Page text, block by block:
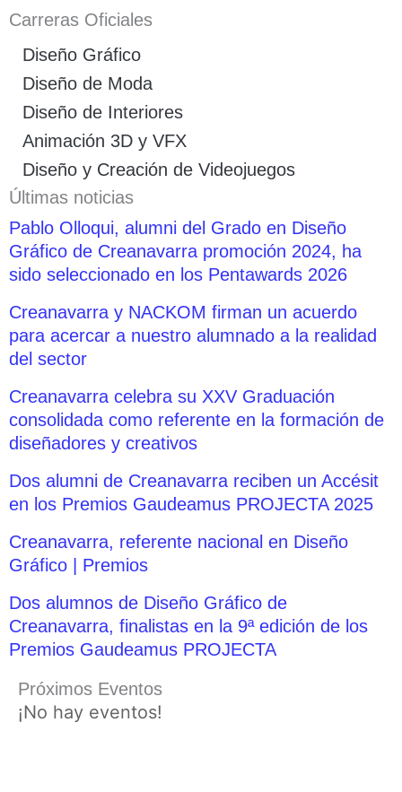
Carreras Oficiales
Diseño Gráfico
Diseño de Moda
Diseño de Interiores
Animación 3D y VFX
Diseño y Creación de Videojuegos
Últimas noticias
Pablo Olloqui, alumni del Grado en Diseño
Gráfico de Creanavarra promoción 2024, ha
sido seleccionado en los Pentawards 2026
Creanavarra y NACKOM firman un acuerdo
para acercar a nuestro alumnado a la realidad
del sector
Creanavarra celebra su XXV Graduación
consolidada como referente en la formación de
diseñadores y creativos
Dos alumni de Creanavarra reciben un Accésit
en los Premios Gaudeamus PROJECTA 2025
Creanavarra, referente nacional en Diseño
Gráfico | Premios
Dos alumnos de Diseño Gráfico de
Creanavarra, finalistas en la 9ª edición de los
Premios Gaudeamus PROJECTA
Próximos Eventos
¡No hay eventos!